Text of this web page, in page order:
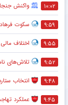
۱۰:۰۲ واکنش
۹:۵۹ سکوت
۹:۵۵ اختلاف
۹:۵۲ تلاش‌های
۹:۴۸ انتخاب
۹:۴۵ عملکرد